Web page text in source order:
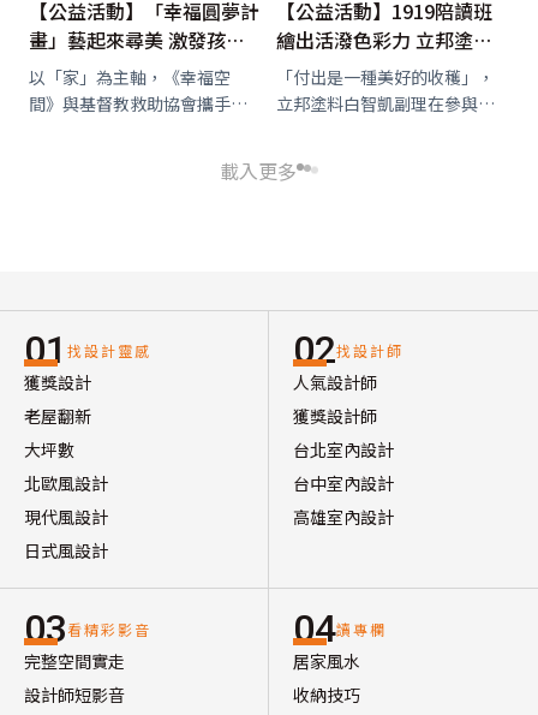
【公益活動】「幸福圓夢計
畫」藝起來尋美 激發孩子
配色創造力！
以「家」為主軸，《幸福空
間》與基督教救助協會攜手舉
次前進新北市三重區的1919陪
讀班，由澄境室內設計公司設
【公益活動】1919陪讀班
繪出活潑色彩力 立邦塗料
帶領孩子刷出嶄新生活
「付出是一種美好的收穫」，
立邦塗料白智凱副理在參與
了很深刻的感觸。他提到，立
邦塗料自2009年起，就持續參
載入更多
01 找設計靈感
獲獎設計
老屋翻新
大坪數
北歐風設計
現代風設計
日式風設計
02找設計師
人氣設計師
獲獎設計師
台北室內設計
台中室內設計
高雄室內設計
03看精彩影音
完整空間實走
設計師短影音
04讀專欄
居家風水
收納技巧